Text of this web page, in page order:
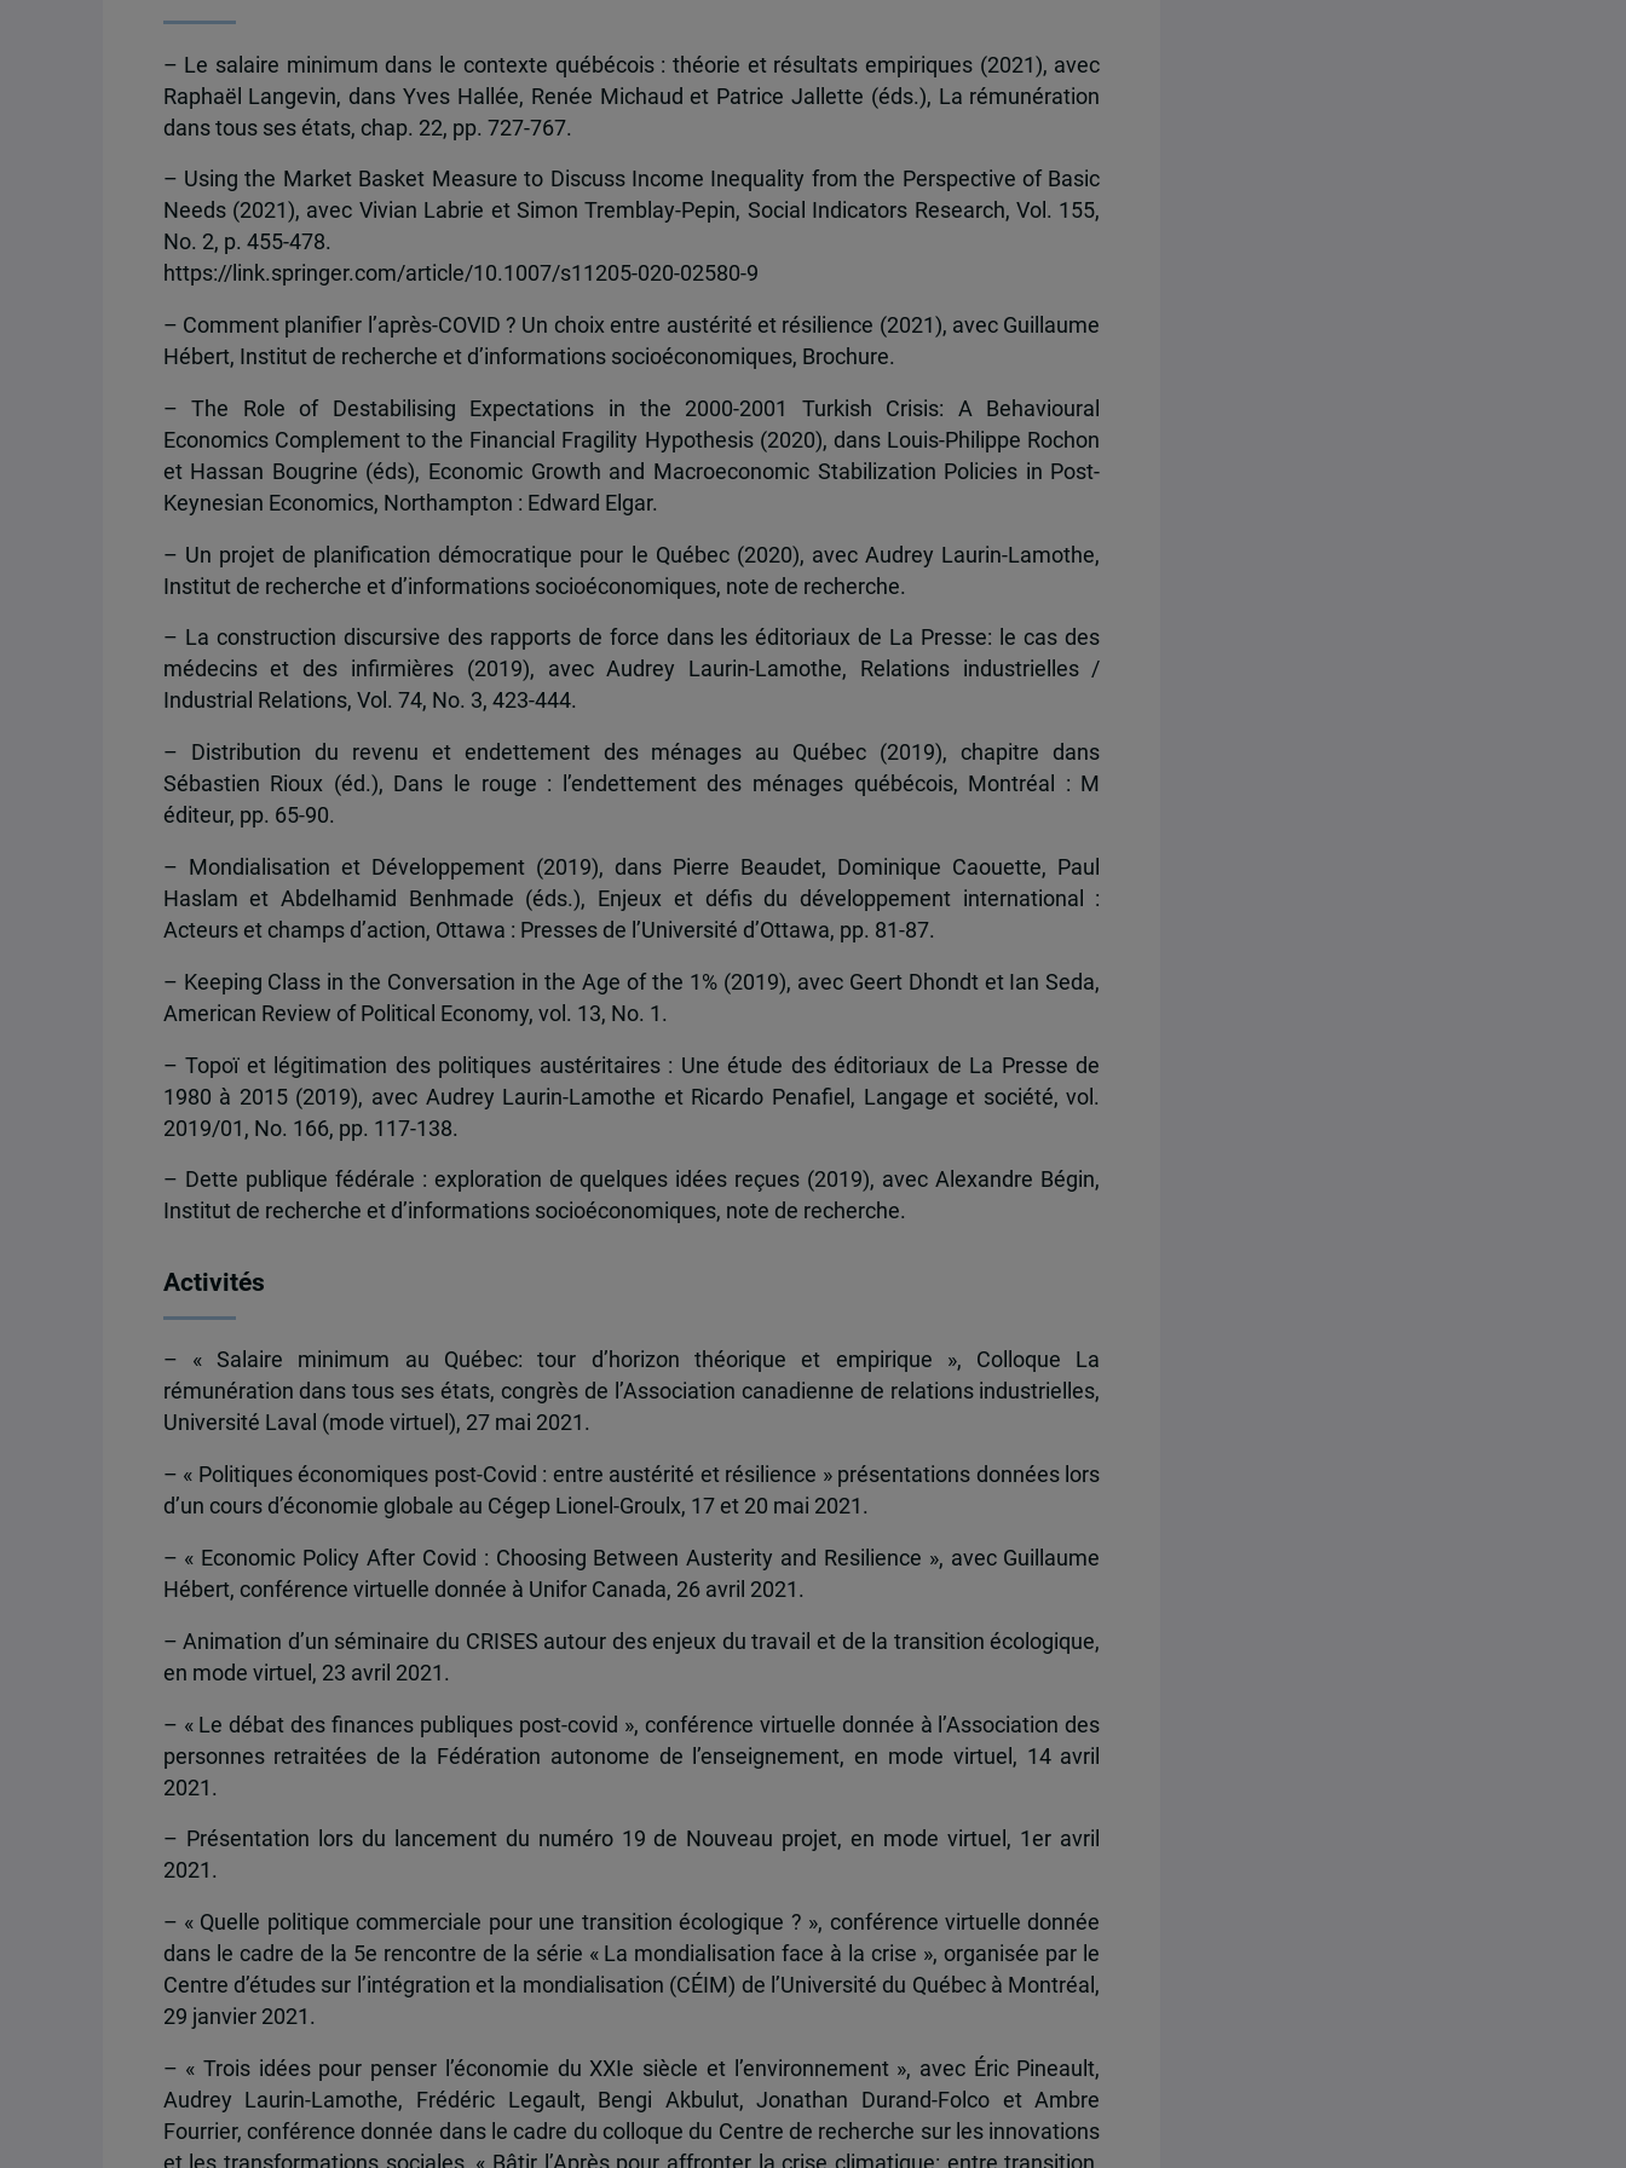
– Le salaire minimum dans le contexte québécois : théorie et résultats empiriques (2021), avec
Raphaël Langevin, dans Yves Hallée, Renée Michaud et Patrice Jallette (éds.), La rémunération
dans tous ses états, chap. 22, pp. 727-767.
– Using the Market Basket Measure to Discuss Income Inequality from the Perspective of Basic
Needs (2021), avec Vivian Labrie et Simon Tremblay-Pepin, Social Indicators Research, Vol. 155,
No. 2, p. 455-478.
https://link.springer.com/article/10.1007/s11205-020-02580-9
– Comment planifier l’après-COVID ? Un choix entre austérité et résilience (2021), avec Guillaume
Hébert, Institut de recherche et d’informations socioéconomiques, Brochure.
– The Role of Destabilising Expectations in the 2000-2001 Turkish Crisis: A Behavioural
Economics Complement to the Financial Fragility Hypothesis (2020), dans Louis-Philippe Rochon
et Hassan Bougrine (éds), Economic Growth and Macroeconomic Stabilization Policies in Post-
Keynesian Economics, Northampton : Edward Elgar.
– Un projet de planification démocratique pour le Québec (2020), avec Audrey Laurin-Lamothe,
Institut de recherche et d’informations socioéconomiques, note de recherche.
– La construction discursive des rapports de force dans les éditoriaux de La Presse: le cas des
médecins et des infirmières (2019), avec Audrey Laurin-Lamothe, Relations industrielles /
Industrial Relations, Vol. 74, No. 3, 423-444.
– Distribution du revenu et endettement des ménages au Québec (2019), chapitre dans
Sébastien Rioux (éd.), Dans le rouge : l’endettement des ménages québécois, Montréal : M
éditeur, pp. 65-90.
– Mondialisation et Développement (2019), dans Pierre Beaudet, Dominique Caouette, Paul
Haslam et Abdelhamid Benhmade (éds.), Enjeux et défis du développement international :
Acteurs et champs d’action, Ottawa : Presses de l’Université d’Ottawa, pp. 81-87.
– Keeping Class in the Conversation in the Age of the 1% (2019), avec Geert Dhondt et Ian Seda,
American Review of Political Economy, vol. 13, No. 1.
– Topoï et légitimation des politiques austéritaires : Une étude des éditoriaux de La Presse de
1980 à 2015 (2019), avec Audrey Laurin-Lamothe et Ricardo Penafiel, Langage et société, vol.
2019/01, No. 166, pp. 117-138.
– Dette publique fédérale : exploration de quelques idées reçues (2019), avec Alexandre Bégin,
Institut de recherche et d’informations socioéconomiques, note de recherche.
Activités
– « Salaire minimum au Québec: tour d’horizon théorique et empirique », Colloque La
rémunération dans tous ses états, congrès de l’Association canadienne de relations industrielles,
Université Laval (mode virtuel), 27 mai 2021.
– « Politiques économiques post-Covid : entre austérité et résilience » présentations données lors
d’un cours d’économie globale au Cégep Lionel-Groulx, 17 et 20 mai 2021.
– « Economic Policy After Covid : Choosing Between Austerity and Resilience », avec Guillaume
Hébert, conférence virtuelle donnée à Unifor Canada, 26 avril 2021.
– Animation d’un séminaire du CRISES autour des enjeux du travail et de la transition écologique,
en mode virtuel, 23 avril 2021.
– « Le débat des finances publiques post-covid », conférence virtuelle donnée à l’Association des
personnes retraitées de la Fédération autonome de l’enseignement, en mode virtuel, 14 avril
2021.
– Présentation lors du lancement du numéro 19 de Nouveau projet, en mode virtuel, 1er avril
2021.
– « Quelle politique commerciale pour une transition écologique ? », conférence virtuelle donnée
dans le cadre de la 5e rencontre de la série « La mondialisation face à la crise », organisée par le
Centre d’études sur l’intégration et la mondialisation (CÉIM) de l’Université du Québec à Montréal,
29 janvier 2021.
– « Trois idées pour penser l’économie du XXIe siècle et l’environnement », avec Éric Pineault,
Audrey Laurin-Lamothe, Frédéric Legault, Bengi Akbulut, Jonathan Durand-Folco et Ambre
Fourrier, conférence donnée dans le cadre du colloque du Centre de recherche sur les innovations